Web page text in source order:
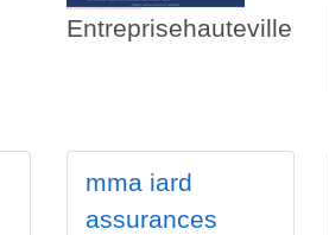
Entreprisehauteville
mma iard
assurances